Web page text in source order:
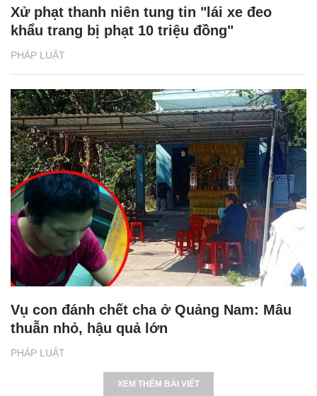
PHÁP LUẬT
Xử phạt thanh niên tung tin "lái xe đeo
khẩu trang bị phạt 10 triệu đồng"
PHÁP LUẬT
Vụ con đánh chết cha ở Quảng Nam: Mâu
thuẫn nhỏ, hậu quả lớn
XEM THÊM BÀI VIẾT